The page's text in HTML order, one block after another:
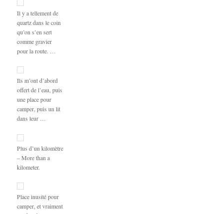
Il y a tellement de
quartz dans le coin
qu’on s’en sert
comme gravier
pour la route. …
Ils m’ont d’abord
offert de l’eau, puis
une place pour
camper, puis un lit
dans leur …
Plus d’un kilomètre
– More than a
kilometer.
Place inusité pour
camper, et vraiment